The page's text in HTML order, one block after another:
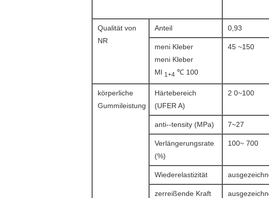
Qualität von
NR
Anteil 0,93
meni Kleber
meni Kleber
Ml 1+4 ℃ 100
45 ~150
körperliche
Gummileistung
Härtebereich
(UFER A)
2 0~100
anti--tensity (MPa) 7~27
Verlängerungsrate
(%)
100~ 700
Wiederelastizität
zerreißende Kraft